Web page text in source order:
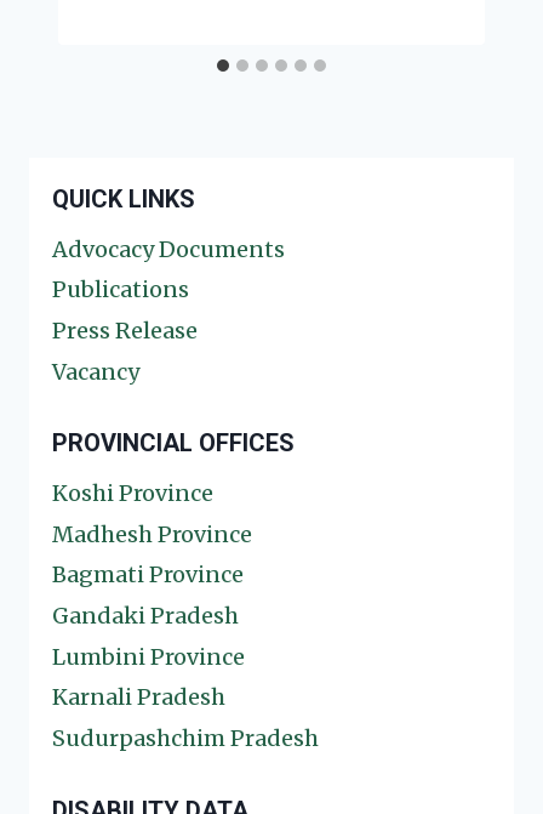
QUICK LINKS
Advocacy Documents
Publications
Press Release
Vacancy
PROVINCIAL OFFICES
Koshi Province
Madhesh Province
Bagmati Province
Gandaki Pradesh
Lumbini Province
Karnali Pradesh
Sudurpashchim Pradesh